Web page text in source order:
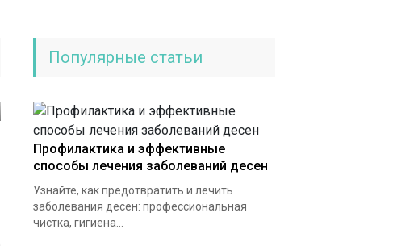
Популярные статьи
Профилактика и эффективные
способы лечения заболеваний десен
Узнайте, как предотвратить и лечить
заболевания десен: профессиональная
чистка, гигиена...